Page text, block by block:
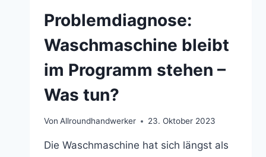
Problemdiagnose:
Waschmaschine bleibt
im Programm stehen –
Was tun?
Von Allroundhandwerker 23. Oktober 2023
Die Waschmaschine hat sich längst als